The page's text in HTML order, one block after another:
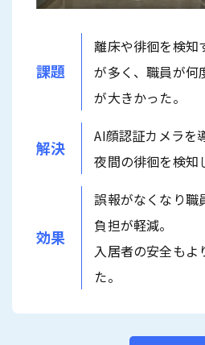
課題
離床や徘徊を検知
が多く、職員が何
が大きかった。
解決
AI顔認証カメラを
夜間の徘徊を検知
効果
誤報がなくなり職
負担が軽減。
入居者の安全もよ
た。